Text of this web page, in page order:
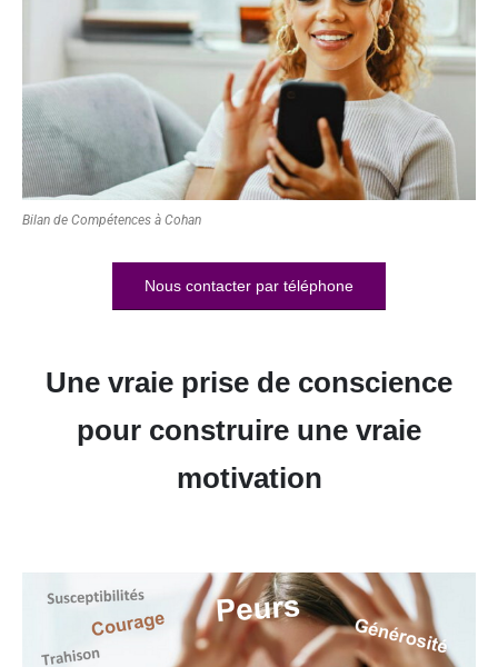
Bilan de Compétences à Cohan
Nous contacter par téléphone
Une vraie prise de conscience
pour construire une vraie
motivation